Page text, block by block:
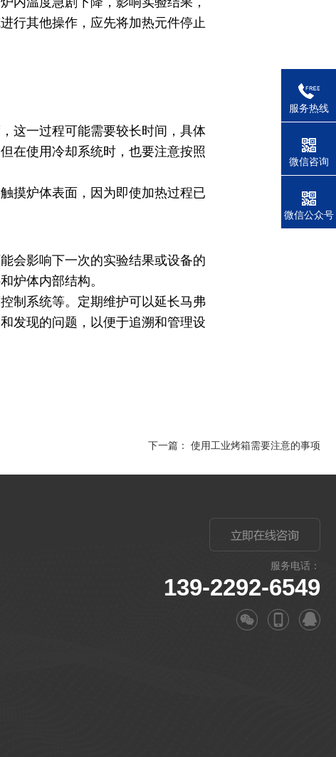
行其他操作，应先将加热元件停止
这一过程可能需要较长时间，具体
在使用冷却系统时，也要注意按照
摸炉体表面，因为即使加热过程已
会影响下一次的实验结果或设备的
炉体内部结构。
制系统等。定期维护可以延长马弗
发现的问题，以便于追溯和管理设
下一篇： 使用工业烤箱需要注意的事项
服务电话：
139-2292-6549
服务热线
微信咨询
微信公众号